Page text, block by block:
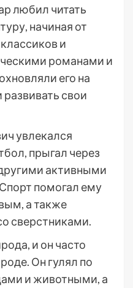
любил читать
начиная от
и
романами и
его на
свои
увлекался
прыгал через
активными
помогал ему
а также
сверстниками.
и он часто
Он гулял по
и животными, а